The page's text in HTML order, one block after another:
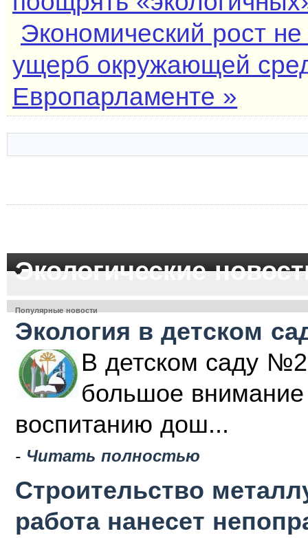
Экономический рост
ущерб окружающей
Европарламенте »
Экологические
Популярные новости
Экология в детском
В детском саду
большое внимание
воспитанию дош...
- Читать полностью
Строительство
работа нанесет